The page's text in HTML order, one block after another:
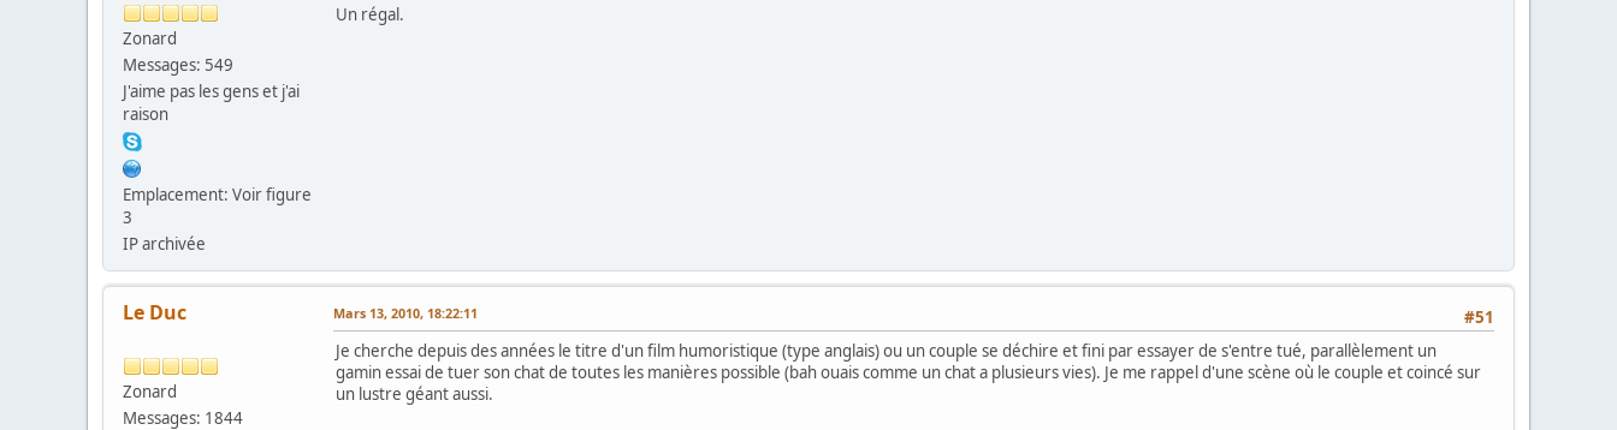
Zonard
Messages: 549
J'aime pas les gens et j'ai
raison
Emplacement: Voir figure
3
IP archivée
Un régal.
Le Duc
Zonard
Messages: 1844
#51
Mars 13, 2010, 18:22:11
Je cherche depuis des années le titre d'un film humoristique (type anglais) ou un couple se déchire et fini par essayer de s'entre tué, parallèlement un
gamin essai de tuer son chat de toutes les manières possible (bah ouais comme un chat a plusieurs vies). Je me rappel d'une scène où le couple et coincé sur
un lustre géant aussi.